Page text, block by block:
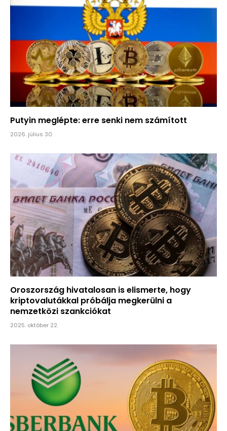
Putyin meglépte: erre senki nem számított
2026. július 30.
Oroszország hivatalosan is elismerte, hogy
kriptovalutákkal próbálja megkerülni a
nemzetközi szankciókat
2025. október 22.